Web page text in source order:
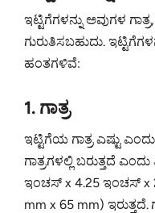
ಇಟ್ಟಿಗೆಗಳನ್ನು ಅವುಗಳ
ಗುರುತಿಸಬಹುದು.
ಹಂತಗಳಿವೆ:
1. ಗಾತ್ರ
ಇಟ್ಟಿಗೆಯ ಗಾತ್ರ ಎಷ್ಟು
ಗಾತ್ರಗಳಲ್ಲಿ ಬರುತ್ತದೆ
ಇಂಚಸ್ x 4.25 ಇಂಚಸ್ x
mm x 65 mm)